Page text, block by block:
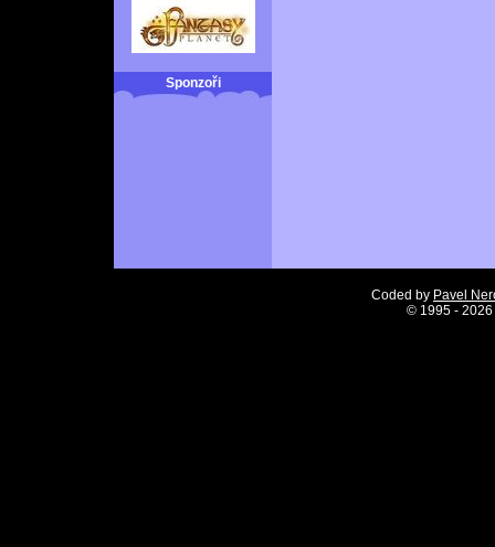
Sponzoři
Coded by Pavel
© 1995 -